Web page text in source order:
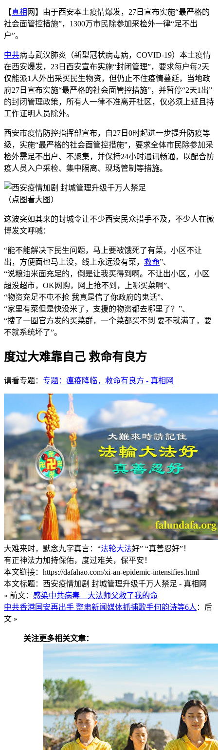
【真相 网】由于西安本土疫情爆发，27日宣布实施“最严格的
社会面管控措施”，1300万市民除参加采检外一律“足不出
户”。
中共病毒武汉肺炎（新型冠状病毒病，COVID-19）本土疫情
在西安爆发，23日西安宣布实施“封闭管理”，要求每户每2天
仅能派1人外出采买民生物资，但仍止不住疫情蔓延，当地政
府27日宣布实施“最严格的社会面管控措施”，并暂停“2天1出”
的封闭管理政策，所有人一律不准离开社区，仅必须上班且持
工作证明人员除外。
西安市疫情防控指挥部宣布，自27日0时起进一步提升防疫等
级，实施“最严格的社会面管控措施”，要求全体市民除参加采
检外需足不出户、不聚集，并保持24小时通讯畅通，以配合防
疫人员入户采检、集中隔离、现场管制等措施。
（点图看大图）
这波突如其来的封城令让不少西安民众措手不及，不少人在微
博发文呼喊：
“能不能解决下民生问题，马上要被饿死了有菜，小区不让
出，方便面也马上没，线上永远没有菜， 救命”、
“说粮油米面充足的，倒是让我买得到啊。不让出小区，小区
超没超市，OK网购，网上抢不到，上哪买菜啊”、
“物资充足不屯不抢 我真是信了你政府的鬼话”、
“家里有菜但是快没米了，支援的物资都去哪里了？”、
“搜了一圈官方发的买菜群，一个菜都买不到 要不就满了，要
不就系统坏了​”。
度过大难靠自己 救命有良方
请看专题： 专题：瘟疫降临，救命有良方 - 真相网
大难来时，默念九字真言：“法轮大法好” “真善忍好”！
有正神法力加持保佑，度过难关，保平安！
本文链接：https://dafahao.com/xi-an-epidemic-intensifies.html
本文标题：西安疫情加剧 封城管理升级千万人禁足 - 真相网
« 前文： 感染中共病毒 大法师父救了我的命
中共香港国安再出手 整肃新闻媒体抓捕歌手何韵诗等6人 ：后
文 »
关注更多相关文章：